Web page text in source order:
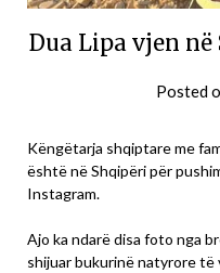
Dua Lipa vjen
Posted
Këngëtarja shqiptare me
është në Shqipëri për
Instagram.
Ajo ka ndarë disa foto nga
shijuar bukurinë natyrore të